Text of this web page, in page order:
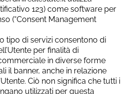
123) come software per
(“Consent Management
tipo di servizi consentono di
per finalità di
in diverse forme
il banner, anche in relazione
Ciò non significa che tutti i
utilizzati per questa